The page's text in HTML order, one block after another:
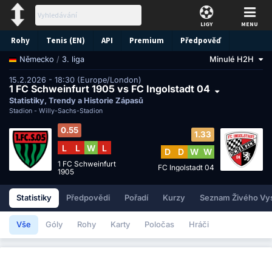
LIGY MENU
Rohy Tenis (EN) API Premium Předpověď
Německo / 3. liga Minulé H2H
15.2.2026 - 18:30 (Europe/London)
1 FC Schweinfurt 1905 vs FC Ingolstadt 04
Statistiky, Trendy a Historie Zápasů
Stadion - Willy-Sachs-Stadion
0.55
L L W L
1 FC Schweinfurt
1905
1.33
D D W W
FC Ingolstadt 04
Statistiky Předpovědi Pořadí Kurzy Seznam Živého
Vše Góly Rohy Karty Poločas Hráči